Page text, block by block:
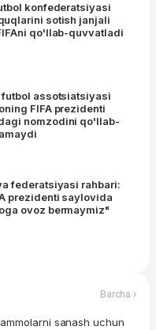
konfederatsiyasi
sotish janjali
qo'llab-quvvatladi
assotsiatsiyasi
FIFA prezidenti
nomzodini qo'llab-
federatsiyasi rahbari:
prezidenti saylovida
ovoz bermaymiz"
Barcha ›
sanash uchun